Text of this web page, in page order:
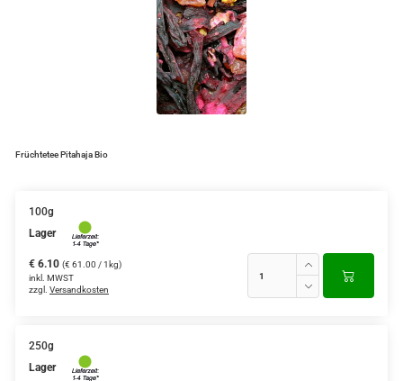
Grüner Tee aus Japan
Teemischungen
Verschiedene Anbaugebiete
Yogi - und Beuteltee
Früchtetee Pitahaja Bio
100g
Lager
€ 6.10 (€ 61.00 / 1kg)
inkl. MWST
zzgl. Versandkosten
250g
Lager